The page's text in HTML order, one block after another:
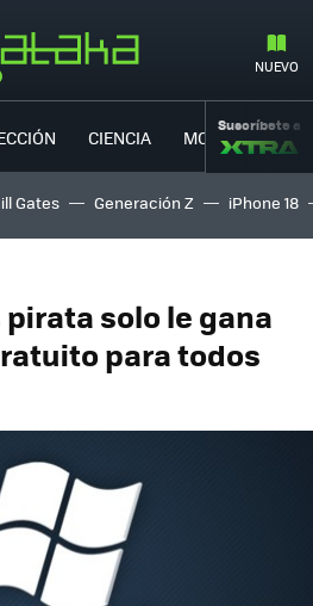
NUEVO
CIENCIA MOVILIDAD
Suscríbete a
Gates Generación Z iPhone 18
solo le gana
para todos